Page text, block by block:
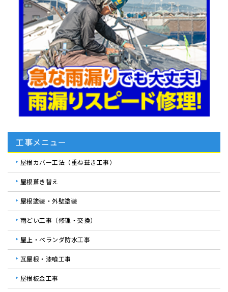
工事メニュー
屋根カバー工法（重ね葺き工事）
屋根葺き替え
屋根塗装・外壁塗装
雨どい工事（修理・交換）
屋上・ベランダ防水工事
瓦屋根・漆喰工事
屋根板金工事